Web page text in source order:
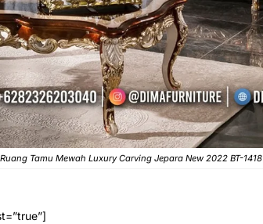
Tamu Mewah Luxury Carving Jepara New 2022 BT-1418